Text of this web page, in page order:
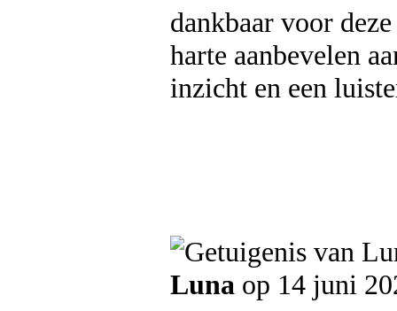
dankbaar voor
harte aanbevelen
inzicht en een
Luna op 14 juni